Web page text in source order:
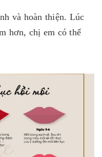
và hoàn thiện. Lúc
hơn, chị em có thể